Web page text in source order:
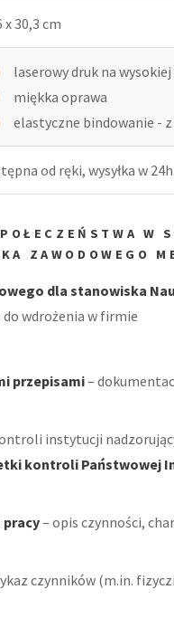
x 30,3 cm
laserowy druk na
miękka oprawa
elastyczne bindowanie -
od ręki, wysyłka w 24h
W
ZAWODOWEGO
dla stanowiska
wdrożenia w firmie
przepisami–
instytucji
kontroli Państwowej
– opis czynności,
czynników (m.in.